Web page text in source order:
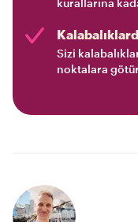
Sizi
noktalara